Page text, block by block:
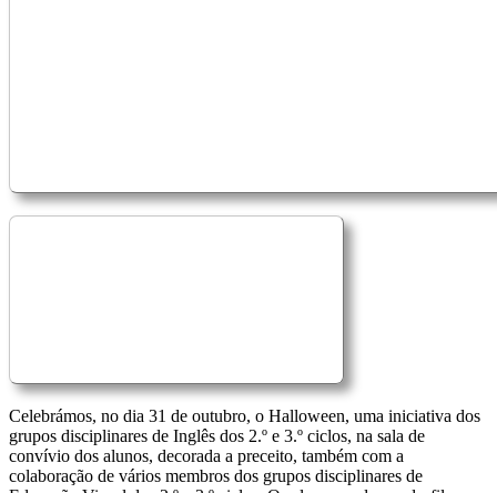
Celebrámos, no dia 31 de outubro, o Halloween, uma iniciativa dos
grupos disciplinares de Inglês dos 2.º e 3.º ciclos, na sala de
convívio dos alunos, decorada a preceito, também com a
colaboração de vários membros dos grupos disciplinares de